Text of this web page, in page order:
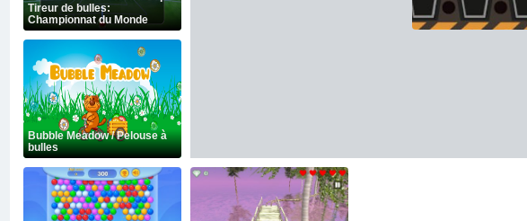
Tireur de bulles:
Championnat du Monde
Bubble Meadow / Pelouse à
bulles